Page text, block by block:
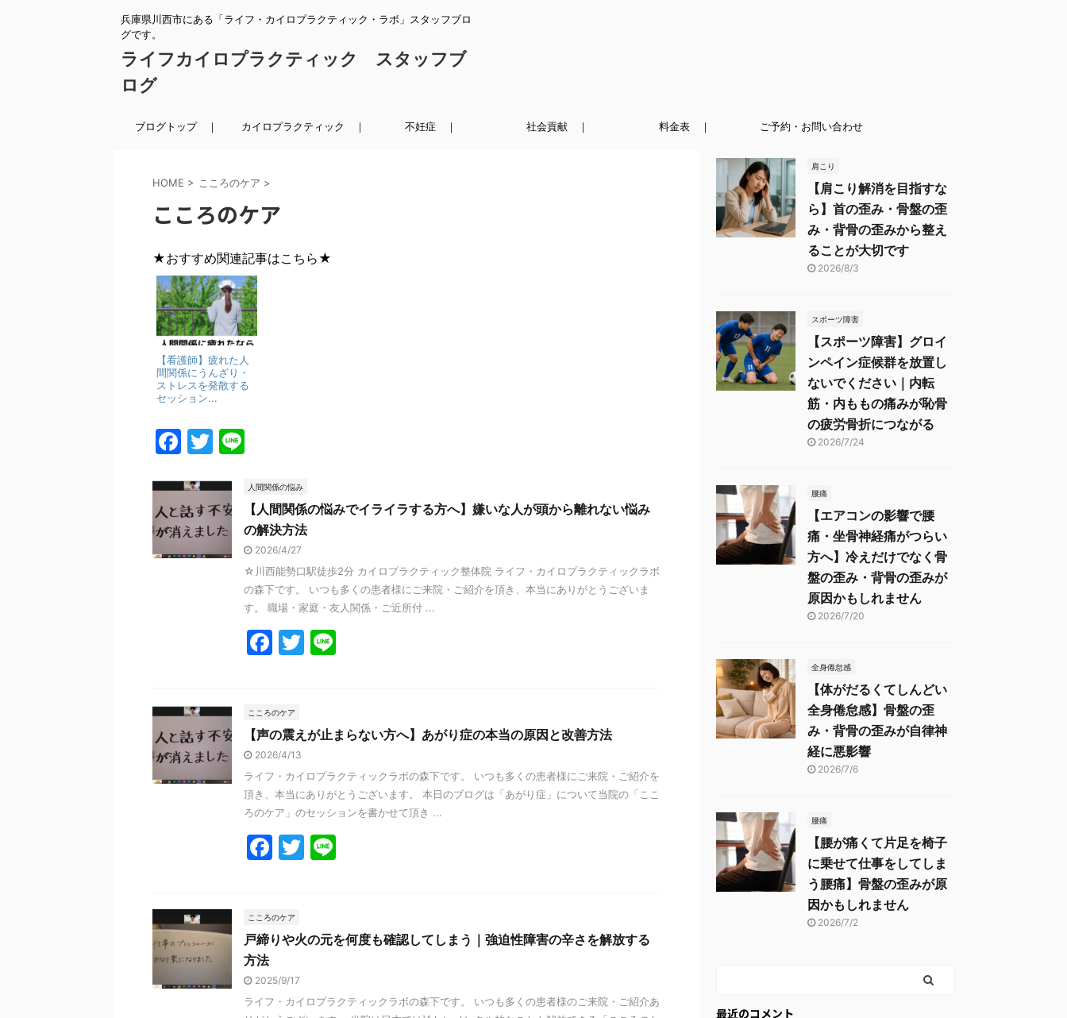
兵庫県川西市にある「ライフ・カイロプラクティック・ラボ」スタッフブロ
グです。
ライフカイロプラクティック スタッフブ
ログ
ブログトップ ｜ カイロプラクティック ｜ 不妊症 ｜ 社会貢献 ｜ 料金表 ｜ ご予約・お問い合わせ
HOME > こころのケア >
こころのケア
★おすすめ関連記事はこちら★
【看護師】疲れた人
間関係にうんざり・
ストレスを発散する
セッション...
F
c
e
b
o
T
itt
er
e
人間関係の悩み
【人間関係の悩みでイライラする方へ】嫌いな人が頭から離れない悩み
の解決方法
2026/4/27
☆川西能勢口駅徒歩2分 カイロプラクティック整体院 ライフ・カイロプラクティックラボ
の森下です。 いつも多くの患者様にご来院・ご紹介を頂き、本当にありがとうございま
す。 職場・家庭・友人関係・ご近所付 ...
F
e
b
o
o
k
T
こころのケア
【声の震えが止まらない方へ】あがり症の本当の原因と改善方法
2026/4/13
ライフ・カイロプラクティックラボの森下です。 いつも多くの患者様にご来院・ご紹介を
頂き、本当にありがとうございます。 本日のブログは「あがり症」について当院の「ここ
ろのケア」のセッションを書かせて頂き ...
F
e
b
o
o
T
こころのケア
戸締りや火の元を何度も確認してしまう｜強迫性障害の辛さを解放する
方法
2025/9/17
ライフ・カイロプラクティックラボの森下です。 いつも多くの患者様のご来院・ご紹介あ
肩こり
【肩こり解消を目指すな
ら】首の歪み・骨盤の歪
み・背骨の歪みから整え
ることが大切です
2026/8/3
スポーツ障害
【スポーツ障害】グロイ
ンペイン症候群を放置し
ないでください｜内転
筋・内ももの痛みが恥骨
の疲労骨折につながる
2026/7/24
腰痛
【エアコンの影響で腰
痛・坐骨神経痛がつらい
方へ】冷えだけでなく骨
盤の歪み・背骨の歪みが
原因かもしれません
2026/7/20
全身倦怠感
【体がだるくてしんどい
全身倦怠感】骨盤の歪
み・背骨の歪みが自律神
経に悪影響
2026/7/6
腰痛
【腰が痛くて片足を椅子
に乗せて仕事をしてしま
う腰痛】骨盤の歪みが原
因かもしれません
2026/7/2
最近のコメント